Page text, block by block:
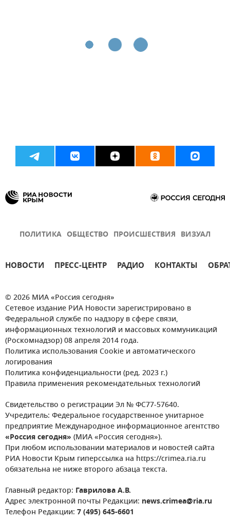
ПОЛИТИКА ОБЩЕСТВО ПРОИСШЕСТВИЯ ВИЗУАЛ
НОВОСТИ ПРЕСС-ЦЕНТР РАДИО КОНТАКТЫ
© 2026 МИА «Россия сегодня»
Сетевое издание РИА Новости зарегистрировано в
Федеральной службе по надзору в сфере связи,
информационных технологий и массовых коммуникаций
(Роскомнадзор) 08 апреля 2014 года.
Политика использования Cookie и автоматического
логирования
Политика конфиденциальности (ред. 2023 г.)
Правила применения рекомендательных технологий
Свидетельство о регистрации Эл № ФС77-57640.
Учредитель: Федеральное государственное унитарное
предприятие Международное информационное агентство
«Россия сегодня» (МИА «Россия сегодня»).
При любом использовании материалов и новостей сайта
РИА Новости Крым гиперссылка на https://crimea.ria.ru
обязательна не ниже второго абзаца текста.
Главный редактор: Гаврилова А.В.
Адрес электронной почты Редакции: news.crimea@ria.ru
Телефон Редакции: 7 (495) 645-6601